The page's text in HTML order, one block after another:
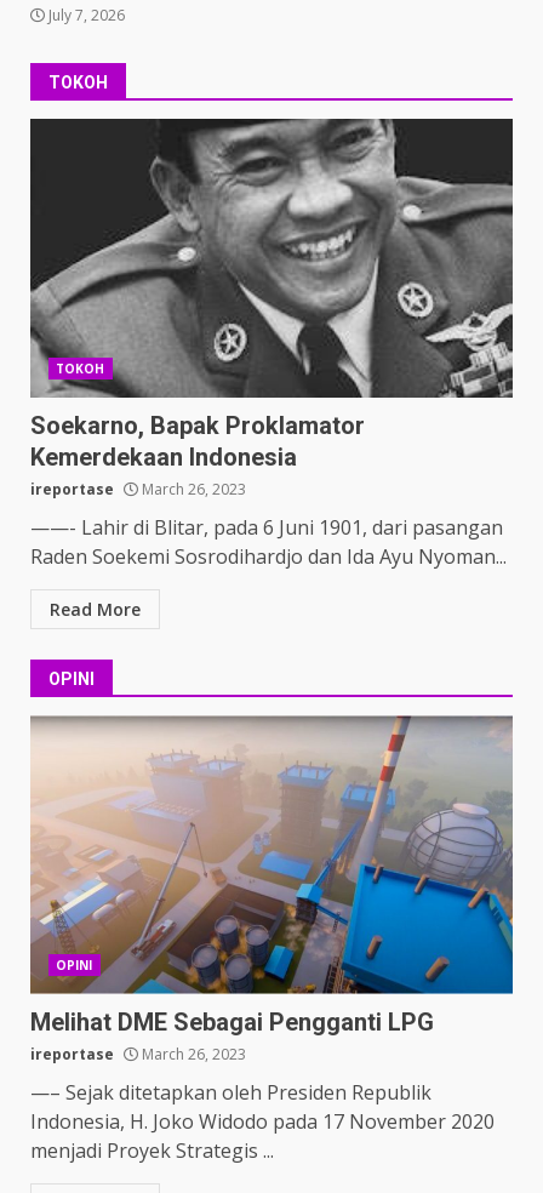
July 7, 2026
TOKOH
TOKOH
Soekarno, Bapak Proklamator
Kemerdekaan Indonesia
ireportase March 26, 2023
——- Lahir di Blitar, pada 6 Juni 1901, dari pasangan
Raden Soekemi Sosrodihardjo dan Ida Ayu Nyoman...
Read More
OPINI
OPINI
Melihat DME Sebagai Pengganti LPG
ireportase March 26, 2023
—– Sejak ditetapkan oleh Presiden Republik
Indonesia, H. Joko Widodo pada 17 November 2020
menjadi Proyek Strategis ...